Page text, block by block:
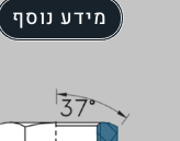
מידע נוסף